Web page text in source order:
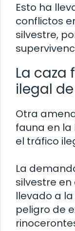
Esto ha
conflictos
silvestre,
La caza
ilegal
Otra
fauna en la
el tráfico
La
silvestre
llevado a
peligro de